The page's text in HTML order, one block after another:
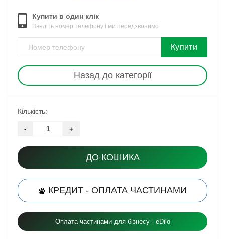
Купити в один клік
Введіть номер телефону і ми передзвонимо
Купити
Назад до категорії
Кількість:
- +
ДО КОШИКА
КРЕДИТ - ОПЛАТА ЧАСТИНАМИ
Оплата частинами для бізнесу - eDilo